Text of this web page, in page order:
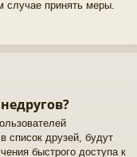
случае принять меры.
список друзей, будут
быстрого доступа к